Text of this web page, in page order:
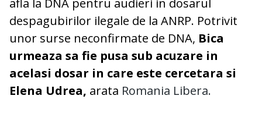
afla la DNA pentru audieri in dosarul
despagubirilor ilegale de la ANRP. Potrivit
unor surse neconfirmate de DNA, Bica
urmeaza sa fie pusa sub acuzare in
acelasi dosar in care este cercetara si
Elena Udrea, arata Romania Libera.